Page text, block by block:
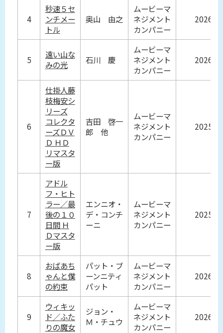
4
秒速５セ
ンチメー
トル
奥山 由之
ムービーマ
ネジメント
カンパニー
2026
5
遠い山な
みの光
石川 慶
ムービーマ
ネジメント
カンパニー
2026
6
仕掛人藤
枝梅安シ
リーズ
コレクタ
ーズＤＶ
Ｄ ＨＤ
リマスタ
ー版
吉田 啓一
郎 他
ムービーマ
ネジメント
カンパニー
2025
7
アドル
フ・ヒト
ラー／最
後の１０
日間 Ｈ
Ｄマスタ
ー版
エンニオ・
デ・コンチ
ーニ
ムービーマ
ネジメント
カンパニー
2025
8
おばあち
ゃんと僕
の約束
パット・ブ
ーンニティ
パット
ムービーマ
ネジメント
カンパニー
2026
9
ウィキッ
ド／ふた
りの魔女
ジョン・
Ｍ・チュウ
ムービーマ
ネジメント
カンパニー
2026